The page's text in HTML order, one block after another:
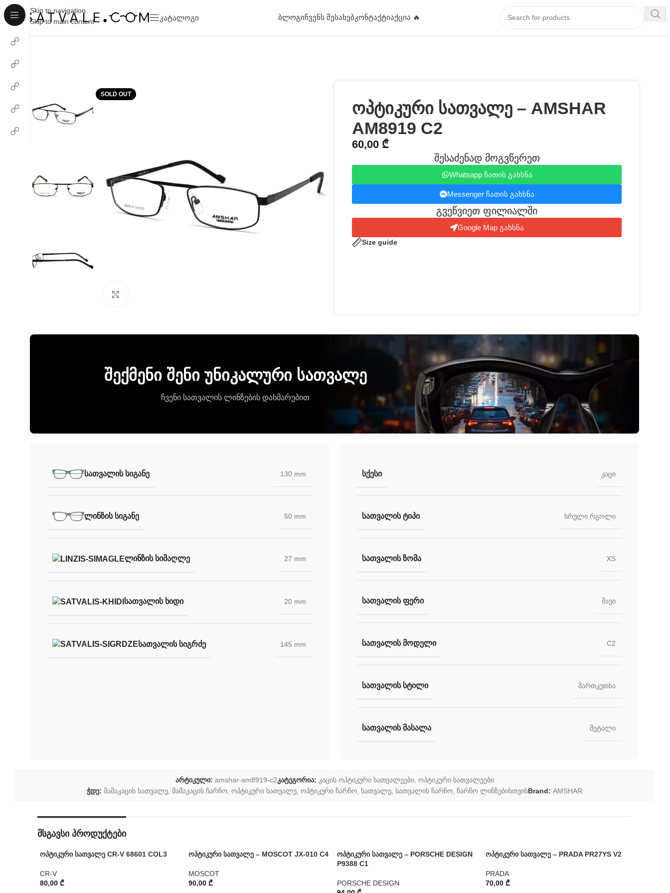
Skip to navigation
Skip to main content
ᲙᲐᲢᲐᲚᲝᲒᲘ ᲑᲚᲝᲒᲘᲩᲕᲔᲜᲡ ᲨᲔᲡᲐᲮᲔᲑᲙᲝᲜᲢᲐᲥᲢᲘᲐᲥᲪᲘᲐ 🔥
SOLD OUT
ოპტიკური სათვალე – AMSHAR
AM8919 C2
60,00 ₾
შესაძენად მოგვწერეთ
Whatsapp ჩათის გახსნა
Messenger ჩათის გახსნა
გვეწვიეთ ფილიალში​
Google Map გახსნა
Size guide
შექმენი შენი უნიკალური სათვალე
ჩვენი სათვალის ლინზების დახმარებით
ᲡᲐᲗᲕᲐᲚᲘᲡ ᲡᲘᲒᲐᲜᲔ 130 mm
ᲚᲘᲜᲖᲘᲡ ᲡᲘᲒᲐᲜᲔ 50 mm
ᲚᲘᲜᲖᲘᲡ ᲡᲘᲛᲐᲦᲚᲔ 27 mm
ᲡᲐᲗᲕᲐᲚᲘᲡ ᲮᲘᲓᲘ 20 mm
ᲡᲐᲗᲕᲐᲚᲘᲡ ᲡᲘᲒᲠᲫᲔ 145 mm
ᲡᲥᲔᲡᲘ კაცი
ᲡᲐᲗᲕᲐᲚᲘᲡ ᲢᲘᲞᲘ სრული რგოლი
ᲡᲐᲗᲕᲐᲚᲘᲡ ᲖᲝᲛᲐ XS
ᲡᲐᲗᲕᲐᲚᲘᲡ ᲤᲔᲠᲘ შავი
ᲡᲐᲗᲕᲐᲚᲘᲡ ᲛᲝᲓᲔᲚᲘ C2
ᲡᲐᲗᲕᲐᲚᲘᲡ ᲡᲢᲘᲚᲘ მართკუთხა
ᲡᲐᲗᲕᲐᲚᲘᲡ ᲛᲐᲡᲐᲚᲐ მეტალი
არტიკული: amshar-am8919-c2კატეგორია: კაცის ოპტიკური სათვალეები, ოპტიკური სათვალეები
ჭდე: მამაკაცის სათვალე მამაკაცის ჩარჩო ოპტიკური სათვალე ოპტიკური ჩარჩო სათვალე სათვალის ჩარჩო ჩარჩო ლინზებისთვისBrand: AMSHAR
მსგავსი პროდუქტები
ოპტიკური სათვალე CR-V 68601 COL3
CR-V
80,00 ₾
ოპტიკური სათვალე – MOSCOT JX-010 C4
MOSCOT
90,00 ₾
ოპტიკური სათვალე – PORSCHE DESIGN
P9388 C1
PORSCHE DESIGN
ოპტიკური სათვალე – PRADA PR27YS V2
PRADA
70,00 ₾